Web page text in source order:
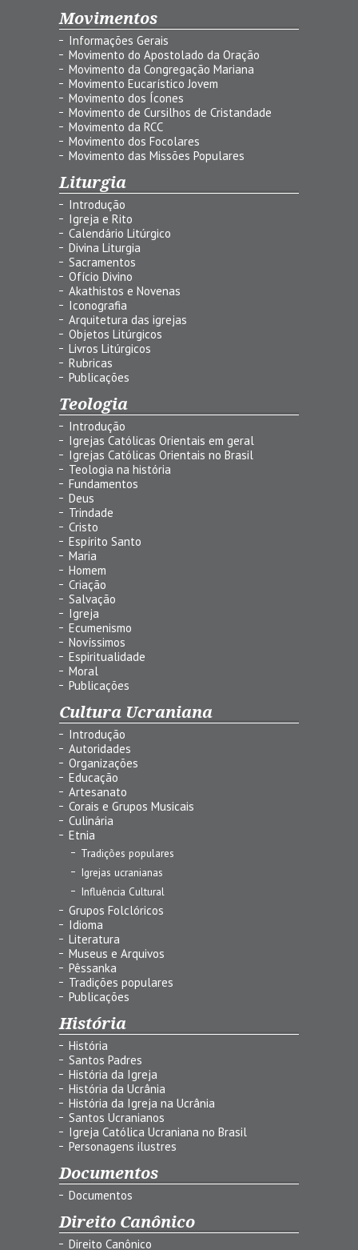
Movimentos
Informações Gerais
Movimento do Apostolado da Oração
Movimento da Congregação Mariana
Movimento Eucarístico Jovem
Movimento dos Ícones
Movimento de Cursilhos de Cristandade
Movimento da RCC
Movimento dos Focolares
Movimento das Missões Populares
Liturgia
Introdução
Igreja e Rito
Calendário Litúrgico
Divina Liturgia
Sacramentos
Ofício Divino
Akathistos e Novenas
Iconografia
Arquitetura das igrejas
Objetos Litúrgicos
Livros Litúrgicos
Rubricas
Publicações
Teologia
Introdução
Igrejas Católicas Orientais em geral
Igrejas Católicas Orientais no Brasil
Teologia na história
Fundamentos
Deus
Trindade
Cristo
Espírito Santo
Maria
Homem
Criação
Salvação
Igreja
Ecumenismo
Novíssimos
Espiritualidade
Moral
Publicações
Cultura Ucraniana
Introdução
Autoridades
Organizações
Educação
Artesanato
Corais e Grupos Musicais
Culinária
Etnia
Tradições populares
Igrejas ucranianas
Influência Cultural
Grupos Folclóricos
Idioma
Literatura
Museus e Arquivos
Pêssanka
Tradições populares
Publicações
História
História
Santos Padres
História da Igreja
História da Ucrânia
História da Igreja na Ucrânia
Santos Ucranianos
Igreja Católica Ucraniana no Brasil
Personagens ilustres
Documentos
Documentos
Direito Canônico
Direito Canônico